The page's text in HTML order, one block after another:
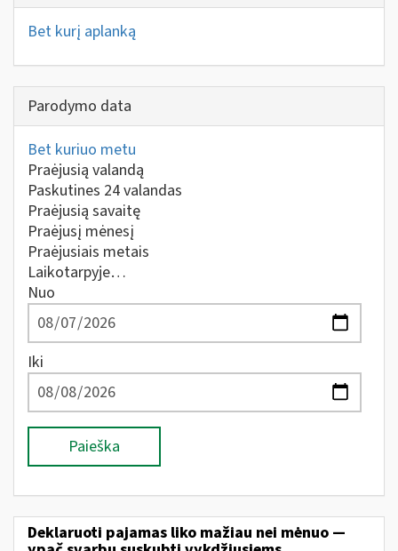
Bet kurį aplanką
Parodymo data
Bet kuriuo metu
Praėjusią valandą
Paskutines 24 valandas
Praėjusią savaitę
Praėjusį mėnesį
Praėjusiais metais
Laikotarpyje…
Nuo
Iki
Paieška
Deklaruoti pajamas liko mažiau nei mėnuo —